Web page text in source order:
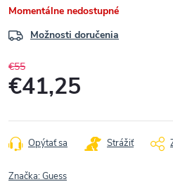
Momentálne nedostupné
Možnosti doručenia
€55
€41,25
cena:
Opýtať sa Strážiť
Značka:Guess